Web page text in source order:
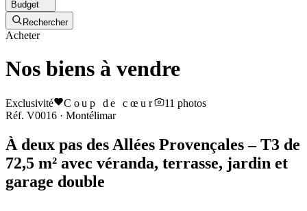
Budget
Rechercher
Acheter
Nos biens à vendre
Exclusivité Coup de cœur 11 photos
Réf. V0016 · Montélimar
À deux pas des Allées Provençales – T3 de
72,5 m² avec véranda, terrasse, jardin et
garage double